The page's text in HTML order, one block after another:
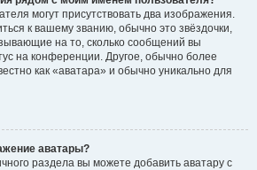
могут присутствовать два изображения.
к вашему званию, обычно это звёздочки,
на то, сколько сообщений вы
на конференции. Другое, обычно более
как «аватара» и обычно уникально для
аватары?
раздела вы можете добавить аватару с